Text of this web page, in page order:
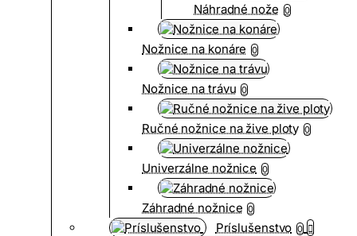
Náhradné nože 0
Nožnice na konáre 0
Nožnice na trávu 0
Ručné nožnice na žive ploty 0
Univerzálne nožnice 0
Záhradné nožnice 0
Príslušenstvo 0